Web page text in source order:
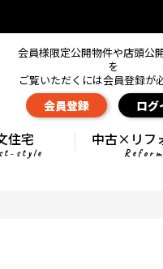
会員様限定公開物件や店頭公
を
ご覧いただくには会員登録が
会員登録 ログ
住宅
style
中古×リフ
Reform